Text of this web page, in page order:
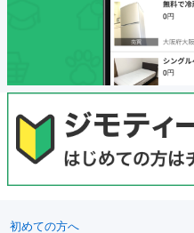
初めての方へ